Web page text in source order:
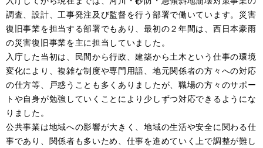
調査、設計、工事発注及び監督を行う部署で働いています。災害
復旧事業を担当する部署でもあり、最初の２年間は、西日本豪雨
の災害復旧事業を主に担当していました。
入庁した当初は、民間から行政、建築から土木という仕事の環境
変化により、複雑な制度や専門用語、地元関係者の方々への対応
の仕方等、戸惑うことも多くありましたが、職場の方々のサポー
トや自身が勉強していくことにより少しずつ対応できるようにな
りました。
公共事業は地域への影響が大きく、地域の生活や安全に関わる仕
事であり、関係者も多いため、仕事を進めていく上で調整が難し